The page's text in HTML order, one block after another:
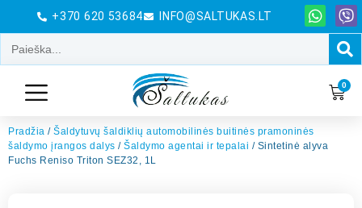
+370 620 53684 INFO@SALTUKAS.LT
0
Pradžia / Šaldytuvų šaldiklių automobilinės buitinės pramoninės
šaldymo įrangos dalys / Šaldymo agentai ir tepalai / Sintetinė alyva
Fuchs Reniso Triton SEZ32, 1L